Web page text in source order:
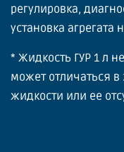
регулировка,
установка агрегата
* Жидкость ГУР 1 л
может отличаться
жидкости или ее